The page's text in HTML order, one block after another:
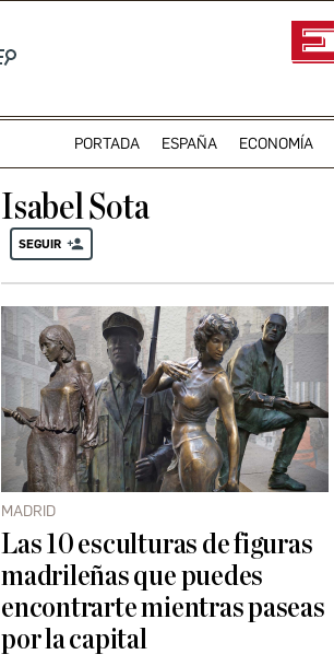
PORTADA ESPAÑA ECONOMÍA
Isabel Sota
SEGUIR
MADRID
Las 10 esculturas de figuras
madrileñas que puedes
encontrarte mientras paseas
por la capital